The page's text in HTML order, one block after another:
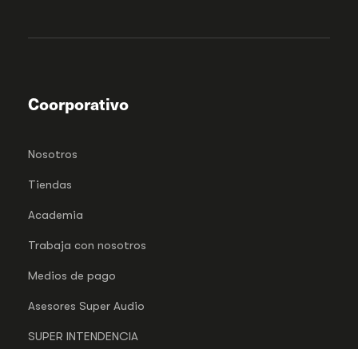
Coorporativo
Nosotros
Tiendas
Academia
Trabaja con nosotros
Medios de pago
Asesores Super Audio
SUPER INTENDENCIA